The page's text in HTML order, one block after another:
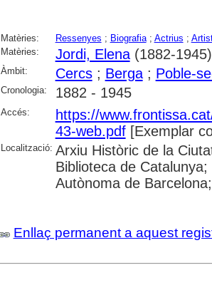
Matèries: Ressenyes ; Biografia; Actrius ;
Matèries:
Jordi, Elena(1882-1945)
Àmbit: Cercs; Berga; Poble-
Cronologia: 1882 - 1945
Accés:
https://
43-web.pdf[Exemplar
Localització: Arxiu Històric de la
Biblioteca de
Autònoma de
Enllaç permanent a aquest